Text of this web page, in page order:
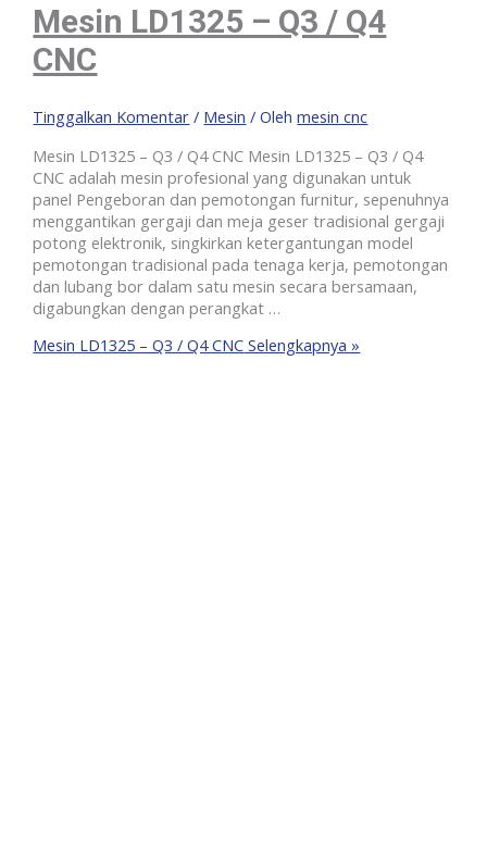
Mesin LD1325 – Q3 / Q4
CNC
Tinggalkan Komentar / Mesin / Olehmesin cnc
Mesin LD1325 – Q3 / Q4 CNC Mesin LD1325 – Q3 / Q4
CNC adalah mesin profesional yang digunakan untuk
panel Pengeboran dan pemotongan furnitur, sepenuhnya
menggantikan gergaji dan meja geser tradisional gergaji
potong elektronik, singkirkan ketergantungan model
pemotongan tradisional pada tenaga kerja, pemotongan
dan lubang bor dalam satu mesin secara bersamaan,
digabungkan dengan perangkat …
Mesin LD1325 – Q3 / Q4 CNC Selengkapnya »